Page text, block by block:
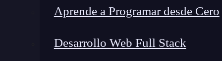
Aprende a Programar desde Cero
Desarrollo Web Full Stack